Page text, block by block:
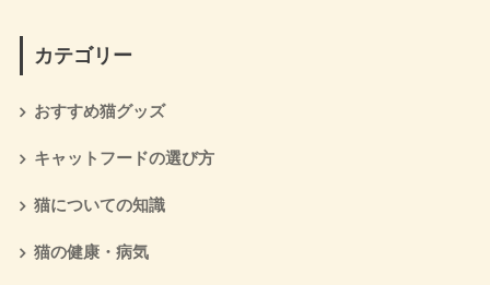
カテゴリー
おすすめ猫グッズ
キャットフードの選び方
猫についての知識
猫の健康・病気